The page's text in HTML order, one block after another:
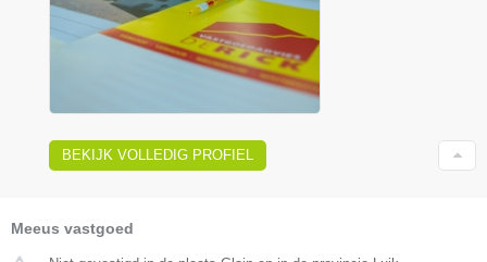
BEKIJK VOLLEDIG PROFIEL
Meeus vastgoed